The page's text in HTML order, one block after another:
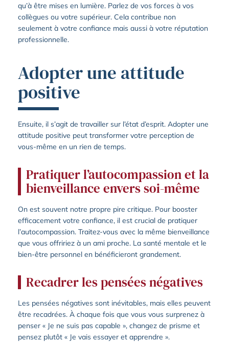
qu’à être mises en lumière. Parlez de vos forces à vos
collègues ou votre supérieur. Cela contribue non
seulement à votre confiance mais aussi à votre réputation
professionnelle.
Adopter une attitude
positive
Ensuite, il s’agit de travailler sur l’état d’esprit. Adopter une
attitude positive peut transformer votre perception de
vous-même en un rien de temps.
Pratiquer l’autocompassion et la
bienveillance envers soi-même
On est souvent notre propre pire critique. Pour booster
efficacement votre confiance, il est crucial de pratiquer
l’autocompassion. Traitez-vous avec la même bienveillance
que vous offririez à un ami proche. La santé mentale et le
bien-être personnel en bénéficieront grandement.
Recadrer les pensées négatives
Les pensées négatives sont inévitables, mais elles peuvent
être recadrées. À chaque fois que vous vous surprenez à
penser « Je ne suis pas capable », changez de prisme et
pensez plutôt « Je vais essayer et apprendre ».